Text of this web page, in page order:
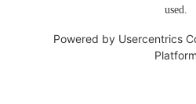
used.
Powered by Usercentrics
Platform